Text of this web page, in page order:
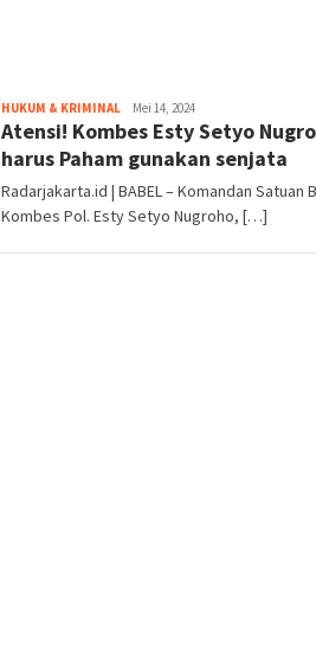
HUKUM & KRIMINAL ekaMei 14, 2024
Atensi! Kombes Esty Setyo
harus Paham gunakan senjata
Radarjakarta.id | BABEL – Komandan Satuan
Kombes Pol. Esty Setyo Nugroho, […]